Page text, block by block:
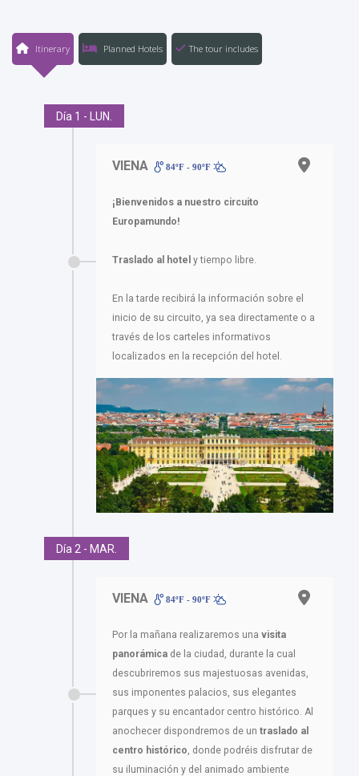
Itinerary Planned Hotels The tour includes
Día 1 - LUN.
VIENA 84ºF - 90ºF
¡Bienvenidos a nuestro circuito
Europamundo!
Traslado al hotel y tiempo libre.
En la tarde recibirá la información sobre el
inicio de su circuito, ya sea directamente o a
través de los carteles informativos
localizados en la recepción del hotel.
Día 2 - MAR.
VIENA 84ºF - 90ºF
Por la mañana realizaremos una visita
panorámica de la ciudad, durante la cual
descubriremos sus majestuosas avenidas,
sus imponentes palacios, sus elegantes
parques y su encantador centro histórico. Al
anochecer dispondremos de un traslado al
centro histórico , donde podréis disfrutar de
su iluminación y del animado ambiente